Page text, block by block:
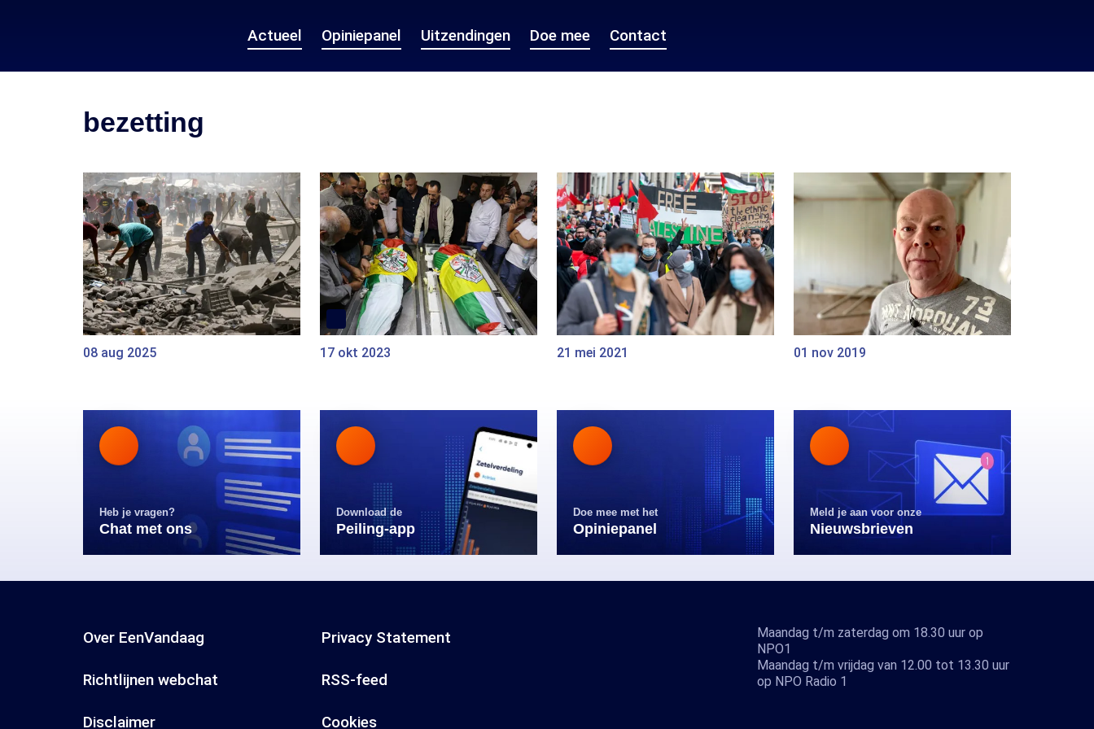
Actueel Opiniepanel Uitzendingen Doe mee Contact
bezetting
08 aug 2025 17 okt 2023 21 mei 2021 01 nov 2019
Heb je vragen?
Chat met ons
Download de
Peiling-app
Doe mee met het
Opiniepanel
Meld je aan voor onze
Nieuwsbrieven
Over EenVandaag Privacy Statement
Richtlijnen webchat RSS-feed
Disclaimer Cookies
Maandag t/m zaterdag om 18.30 uur op
NPO1
Maandag t/m vrijdag van 12.00 tot 13.30 uur
op NPO Radio 1